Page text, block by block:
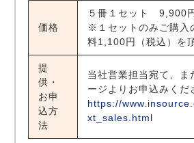
価格
５冊１セット 9,900円
※１セットのみご購入
料1,100円（税込）を
提
供・
お申
込方
法
当社営業担当宛て、ま
ージよりお申込みくだ
https://
xt_sales.html